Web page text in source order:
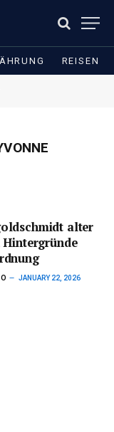
REISEN
alter
Hintergründe
JANUARY 22, 2026